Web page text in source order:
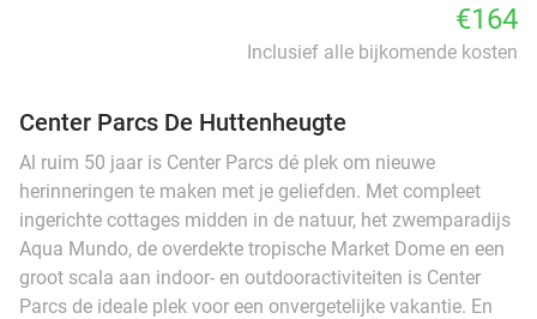
€164
Inclusief alle bijkomende kosten
Center Parcs De Huttenheugte
Al ruim 50 jaar is Center Parcs dé plek om nieuwe
herinneringen te maken met je geliefden. Met compleet
ingerichte cottages midden in de natuur, het zwemparadijs
Aqua Mundo, de overdekte tropische Market Dome en een
groot scala aan indoor- en outdooractiviteiten is Center
Parcs de ideale plek voor een onvergetelijke vakantie. En